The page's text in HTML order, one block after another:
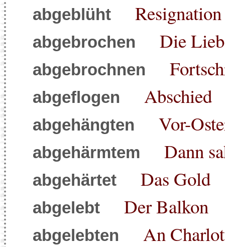
abgeblüht Resignation
abgebrochen Die
abgebrochnen
abgeflogen Abschied
abgehängten Vor-
abgehärmtem Dann
abgehärtet Das Gold
abgelebt Der Balkon
abgelebten An